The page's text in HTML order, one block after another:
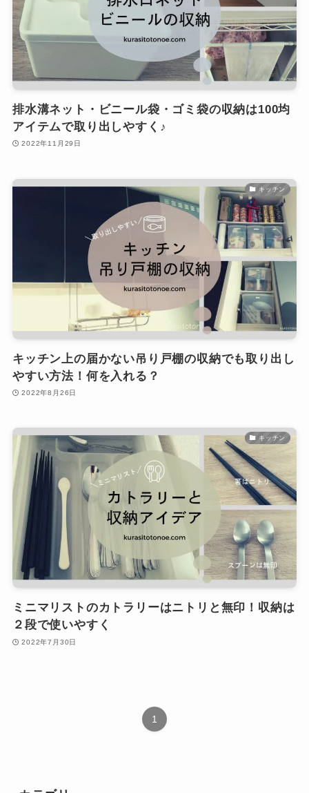
排水溝ネット・ビニール袋・ゴミ袋の収納は100均
アイテムで取り出しやすく♪
2022年11月29日
キッチン
キッチン上の届かない吊り戸棚の収納でも取り出し
やすい方法！何を入れる？
2022年8月26日
キッチン
ミニマリストのカトラリーはニトリと無印！収納は
２段で使いやすく
2022年7月30日
1